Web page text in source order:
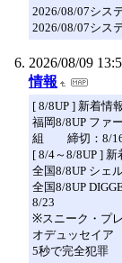
2026/08/07シス
2026/08/07シス
2026/08/09
情報
[ 8/8UP ] 新着情
福岡8/8UP フ
組 締切：8/
[ 8/4～8/8UP ] 新
全国8/8UP シ
全国8/8UP
8/23
※スニーク・プ
オデュッセイア
5秒で完全犯罪